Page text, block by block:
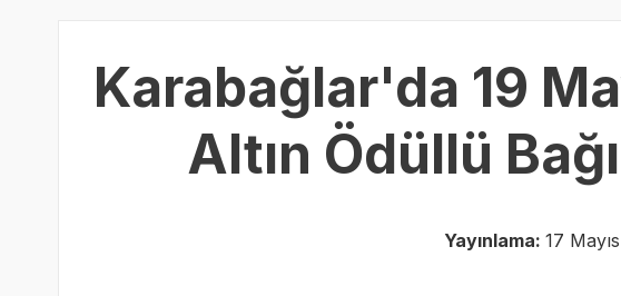
Karabağlar'da 19
Altın Ödüllü
Yayınlama: 17